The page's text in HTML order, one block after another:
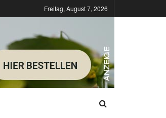
Freitag, August 7, 2026